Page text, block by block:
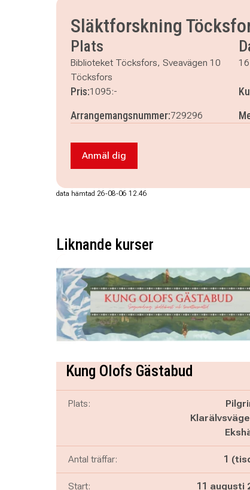
onsdag 30 september 2026
klockan
onsdag 7 oktober 2026klockan
onsdag 14 oktober 2026
klockan
Släktforskning
Plats
Biblioteket Töcksfors, Sveavägen 10
Töcksfors
Pris:1095:-
Arrangemangsnummer:729296
Anmäl dig till Släktforskning
Anmäl dig
data hämtad 26-08-06 12.46
Liknande kurser
Kung Olofs Gästabud
Plats:
Antal träffar: 1
Start: 11 augusti